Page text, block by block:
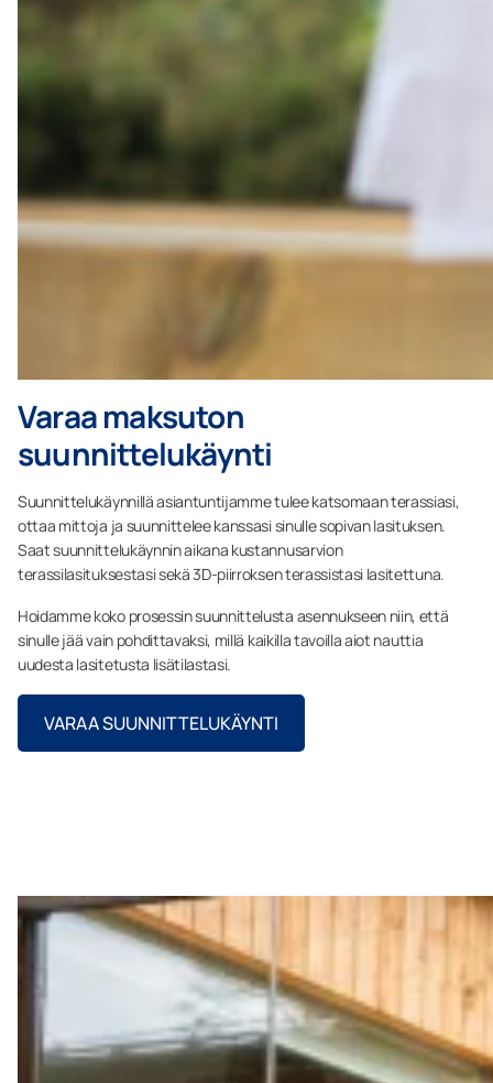
Varaa maksuton
suunnittelukäynti
Suunnittelukäynnillä asiantuntijamme tulee katsomaan terassiasi,
ottaa mittoja ja suunnittelee kanssasi sinulle sopivan lasituksen.
Saat suunnittelukäynnin aikana kustannusarvion
terassilasituksestasi sekä 3D-piirroksen terassistasi lasitettuna.
Hoidamme koko prosessin suunnittelusta asennukseen niin, että
sinulle jää vain pohdittavaksi, millä kaikilla tavoilla aiot nauttia
uudesta lasitetusta lisätilastasi.
VARAA SUUNNITTELUKÄYNTI